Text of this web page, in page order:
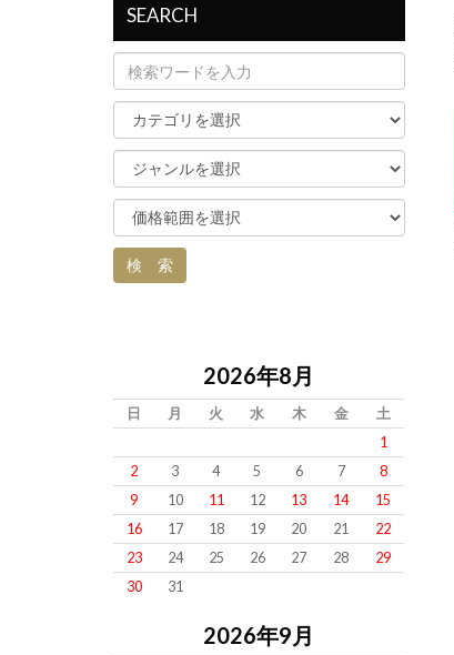
SEARCH
2026年8月
日 月 火 水 木 金
土
1
2
3 4 5 6 7
8
9
10 11 12 13 14
15
16
17 18 19 20 21
22
23
24 25 26 27 28
29
30
31
2026年9月